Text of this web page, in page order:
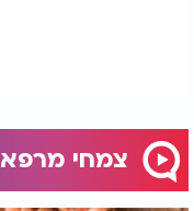
לסיכום: המאקה
יתרונותיה
הרוח, דרך תמיכה
ושיפור התפקוד
צמחי מרפא